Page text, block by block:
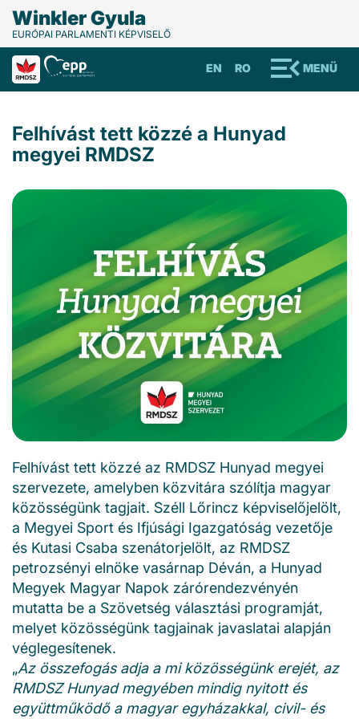
Winkler Gyula
EURÓPAI PARLAMENTI KÉPVISELŐ
MENÜ
RO
EN
Felhívást tett közzé a Hunyad
megyei RMDSZ
Felhívást tett közzé az RMDSZ Hunyad megyei
szervezete, amelyben közvitára szólítja magyar
közösségünk tagjait. Széll Lőrincz képviselőjelölt,
a Megyei Sport és Ifjúsági Igazgatóság vezetője
és Kutasi Csaba szenátorjelölt, az RMDSZ
petrozsényi elnöke vasárnap Déván, a Hunyad
Megyek Magyar Napok zárórendezvényén
mutatta be a Szövetség választási programját,
melyet közösségünk tagjainak javaslatai alapján
véglegesítenek.
„Az összefogás adja a mi közösségünk erejét, az
RMDSZ Hunyad megyében mindig nyitott és
együttműködő a magyar egyházakkal, civil- és